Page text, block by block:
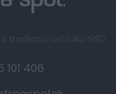
tradíciou od roku 1992
101 406